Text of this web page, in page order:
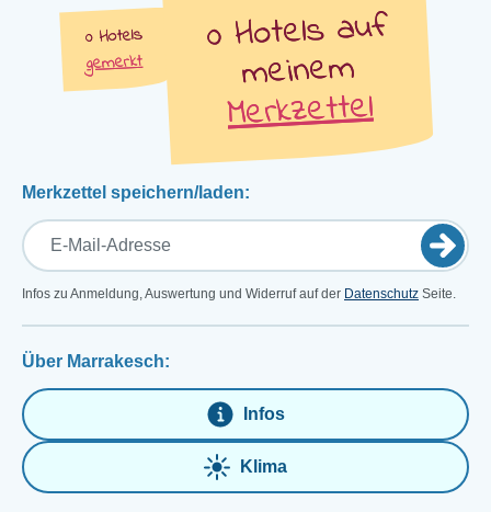
Hotels
gemerkt
Hotels auf
meinem
Merkzettel
Merkzettel speichern/laden:
Infos zu Anmeldung, Auswertung und Widerruf auf der Datenschutz Seite.
Über Marrakesch:
Infos
Klima